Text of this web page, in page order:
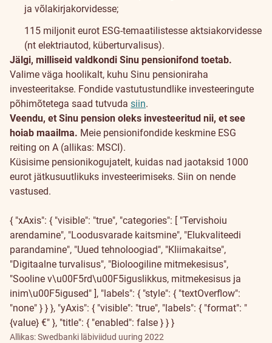
ja võlakirjakorvidesse;
115 miljonit eurot ESG-temaatilistesse aktsiakorvidesse
(nt elektriautod, küberturvalisus).
Jälgi, milliseid valdkondi Sinu pensionifond toetab.
Valime väga hoolikalt, kuhu Sinu pensioniraha
investeeritakse. Fondide vastutustundlike investeeringute
põhimõtetega saad tutvuda siin.
Veendu, et Sinu pension oleks investeeritud nii, et see
hoiab maailma. Meie pensionifondide keskmine ESG
reiting on A (allikas: MSCI).
Küsisime pensionikogujatelt, kuidas nad jaotaksid 1000
eurot jätkusuutlikuks investeerimiseks. Siin on nende
vastused.
{ "xAxis": { "visible": "true", "categories": [ "Tervishoiu
arendamine", "Loodusvarade kaitsmine", "Elukvaliteedi
parandamine", "Uued tehnoloogiad", "Kliimakaitse",
"Digitaalne turvalisus", "Bioloogiline mitmekesisus",
"Sooline v\u00F5rd\u00F5iguslikkus, mitmekesisus ja
inim\u00F5igused" ], "labels": { "style": { "textOverflow":
"none" } } }, "yAxis": { "visible": "true", "labels": { "format": "
{value} €" }, "title": { "enabled": false } } }
Allikas: Swedbanki läbiviidud uuring 2022